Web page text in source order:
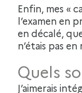
Enfin, mes «
l’examen en
en décalé,
n’étais pas
Quels
J’aimerais